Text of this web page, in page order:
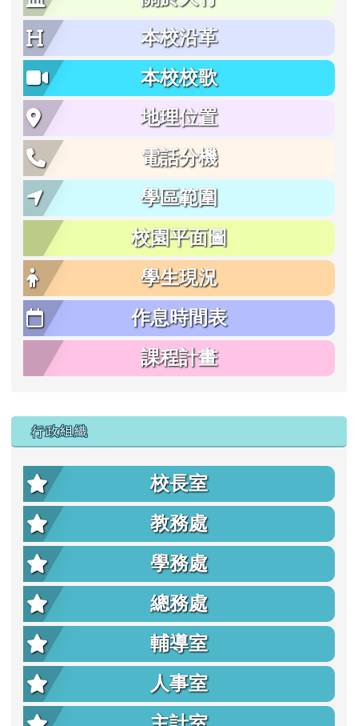
本校沿革
本校校歌
地理位置
電話分機
學區範圍
校園平面圖
學生現況
作息時間表
課程計畫
行政組織
校長室
教務處
學務處
總務處
輔導室
人事室